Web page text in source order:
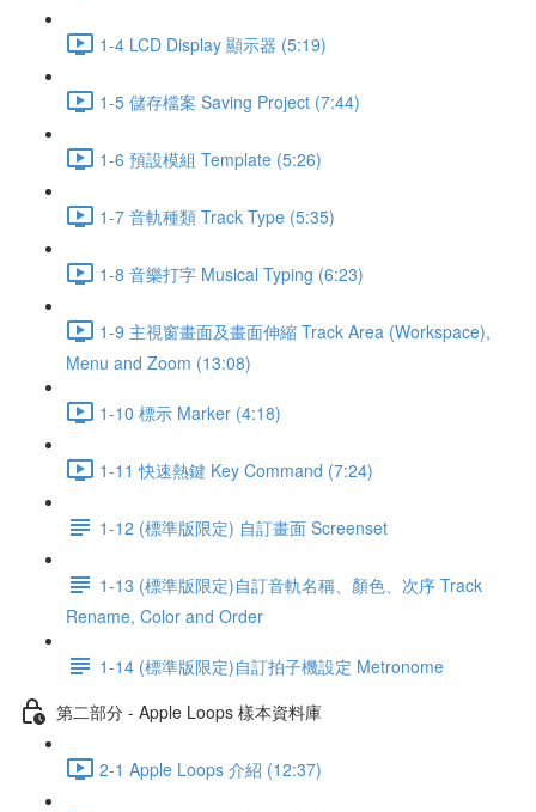
1-4 LCD Display 顯示器 (5:19)
1-5 儲存檔案 Saving Project (7:44)
1-6 預設模組 Template (5:26)
1-7 音軌種類 Track Type (5:35)
1-8 音樂打字 Musical Typing (6:23)
1-9 主視窗畫面及畫面伸縮 Track Area (Workspace),
Menu and Zoom (13:08)
1-10 標示 Marker (4:18)
1-11 快速熱鍵 Key Command (7:24)
1-12 (標準版限定) 自訂畫面 Screenset
1-13 (標準版限定)自訂音軌名稱、顏色、次序 Track
Rename, Color and Order
1-14 (標準版限定)自訂拍子機設定 Metronome
第二部分 - Apple Loops 樣本資料庫
2-1 Apple Loops 介紹 (12:37)